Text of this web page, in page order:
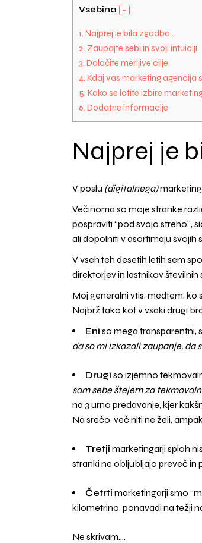
Vsebina
1. Najprej je bila zgodba…
2. Zaupajte sebi in svoji intuiciji
3. Določite merljive cilje
4. Kdaj vas marketing agencija
5. Kako se lotite izbire
6. Dodatne informacije
Najprej je
V poslu (digitalnega)
Večinoma so moje stranke
pospraviti “pod svojo streho”,
ali dopolniti v asortimaju svojih
V vseh teh desetih letih sem
direktorjev in lastnikov
Moj generalni vtis, medtem, ko
Najbrž tako kot v vsaki drugi
Eni so mega transparentni,
da so mi izkazali zaupanje, da
Drugi so izjemno
sam sebe štejem za
na 3 urno predavanje, kjer
Na srečo, več niti ne želi,
Tretji marketingarji sploh
stranki ne obljubljajo preveč in
Četrti marketingarji smo
kilometrino, ponavadi na težji
Ne skrivam….